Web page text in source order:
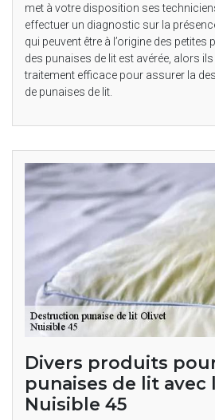
met à votre disposition ses
effectuer un diagnostic sur la
qui peuvent être à l’origine des petites
des punaises de lit est avérée, alors
traitement efficace pour assurer la
de punaises de lit.
Divers produits
punaises de lit avec
Nuisible 45